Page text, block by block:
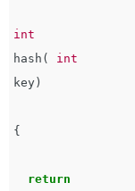
int
hash (
int
key )
{
return